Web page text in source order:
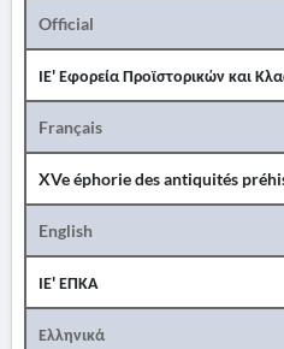
Official
ΙΕ' Εφορεία Προϊστορικών και
Français
XVe éphorie des antiquités
English
ΙΕ' ΕΠΚΑ
Ελληνικά